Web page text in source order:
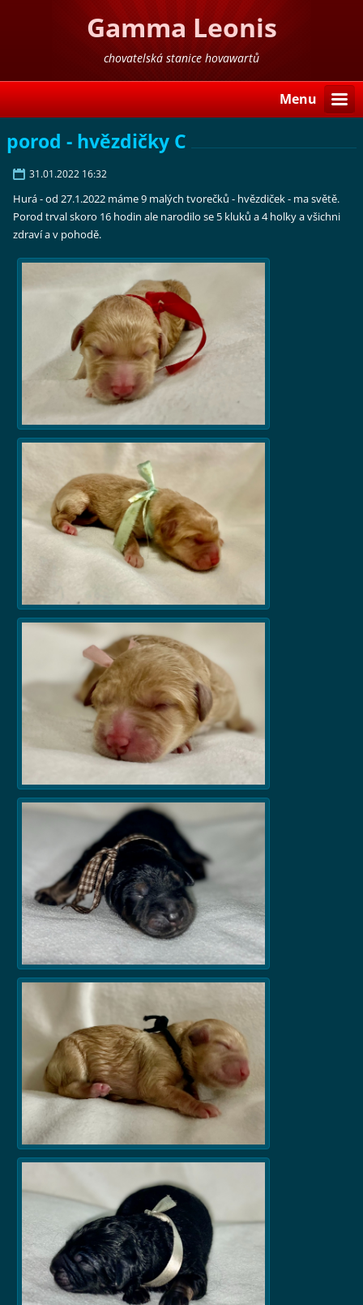
Gamma Leonis
chovatelská stanice hovawartů
Menu
porod - hvězdičky C
31.01.2022 16:32
Hurá - od 27.1.2022 máme 9 malých tvorečků - hvězdiček - ma světě.
Porod trval skoro 16 hodin ale narodilo se 5 kluků a 4 holky a všichni
zdraví a v pohodě.